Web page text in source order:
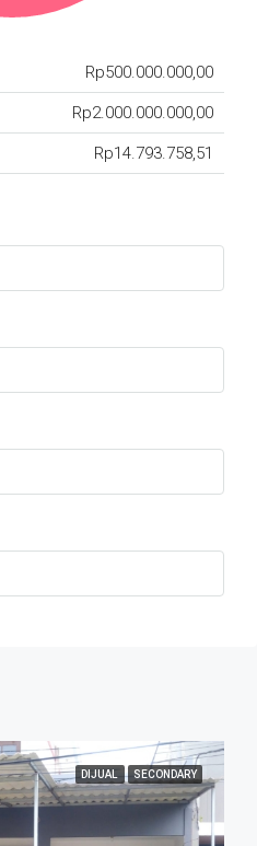
Rp500.000.000,00
Rp2.000.000.000,00
Rp14.793.758,51
DIJUAL SECONDARY